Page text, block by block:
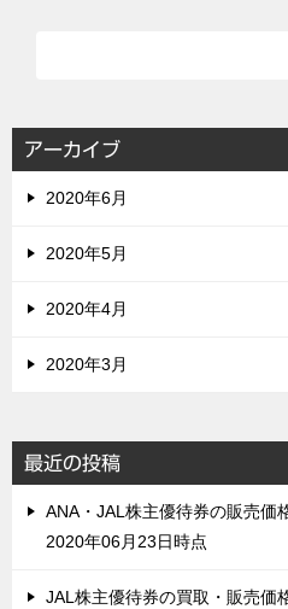
アーカイブ
2020年6月
2020年5月
2020年4月
2020年3月
最近の投稿
ANA・JAL株主優待券の販売
2020年06月23日時点
JAL株主優待券の買取・販売